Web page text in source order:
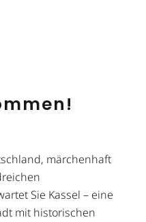
märchenhaft
Sie Kassel – eine
mit historischen